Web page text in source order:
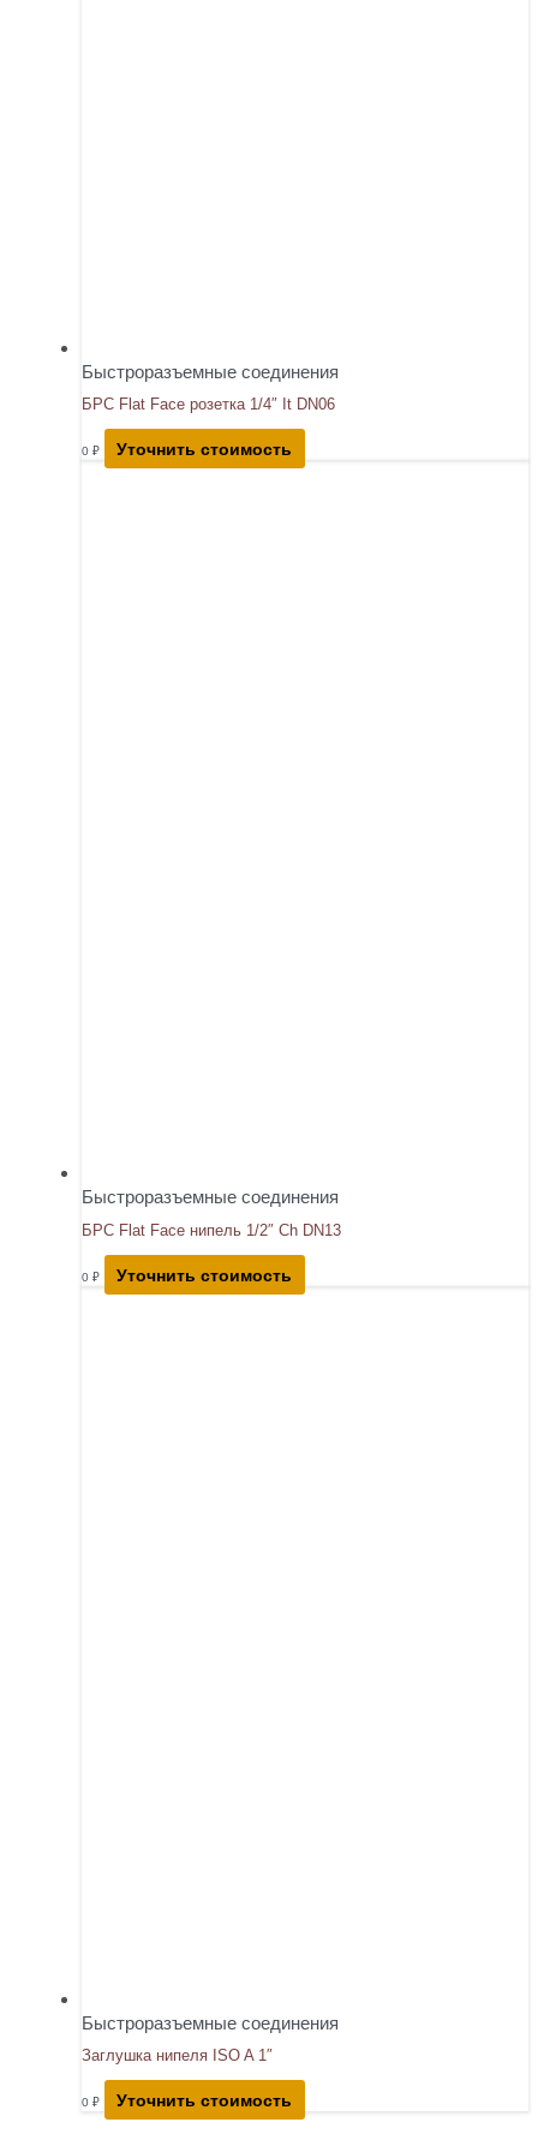
Быстроразъемные соединения
БРС Flat Face розетка 1/4″ It DN06
0 ₽ Уточнить стоимость
Быстроразъемные соединения
БРС Flat Face нипель 1/2″ Ch DN13
0 ₽ Уточнить стоимость
Быстроразъемные соединения
Заглушка нипеля ISO A 1″
0 ₽ Уточнить стоимость